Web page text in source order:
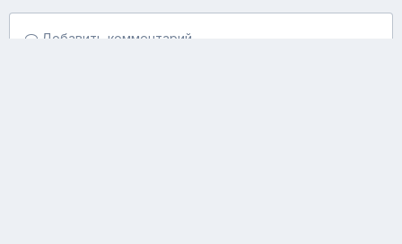
Добавить комментарий...